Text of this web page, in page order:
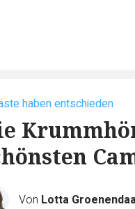
haben entschieden
Von Lotta